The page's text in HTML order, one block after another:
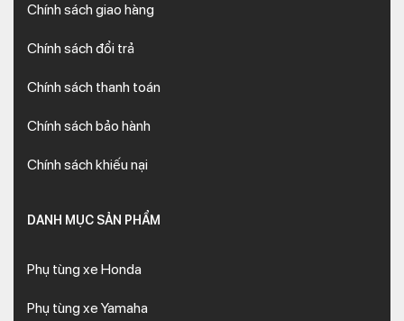
Chính sách giao hàng
Chính sách đổi trả
Chính sách thanh toán
Chính sách bảo hành
Chính sách khiếu nại
DANH MỤC SẢN PHẨM
Phụ tùng xe Honda
Phụ tùng xe Yamaha